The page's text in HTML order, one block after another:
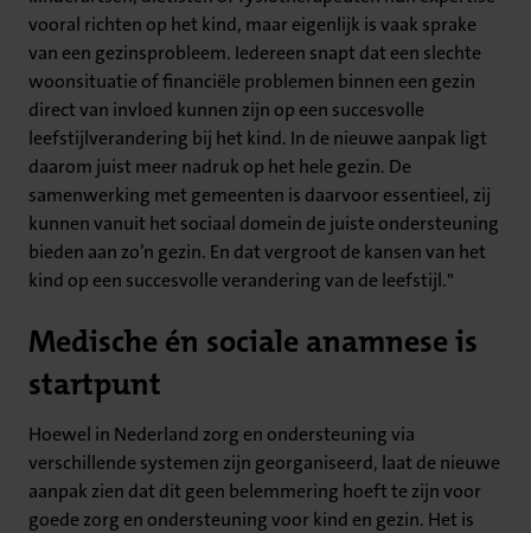
vooral richten op het kind, maar eigenlijk is vaak sprake
van een gezinsprobleem. Iedereen snapt dat een slechte
woonsituatie of financiële problemen binnen een gezin
direct van invloed kunnen zijn op een succesvolle
leefstijlverandering bij het kind. In de nieuwe aanpak ligt
daarom juist meer nadruk op het hele gezin. De
samenwerking met gemeenten is daarvoor essentieel, zij
kunnen vanuit het sociaal domein de juiste ondersteuning
bieden aan zo’n gezin. En dat vergroot de kansen van het
kind op een succesvolle verandering van de leefstijl."
Medische én sociale anamnese is
startpunt
Hoewel in Nederland zorg en ondersteuning via
verschillende systemen zijn georganiseerd, laat de nieuwe
aanpak zien dat dit geen belemmering hoeft te zijn voor
goede zorg en ondersteuning voor kind en gezin. Het is